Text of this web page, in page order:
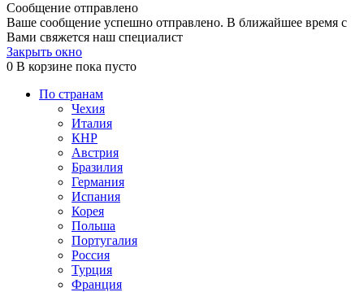
Сообщение отправлено
Ваше сообщение успешно отправлено. В ближайшее время с
Вами свяжется наш специалист
Закрыть окно
0 В корзине пока пусто
По странам
Чехия
Италия
КНР
Австрия
Бразилия
Германия
Испания
Корея
Польша
Португалия
Россия
Турция
Франция